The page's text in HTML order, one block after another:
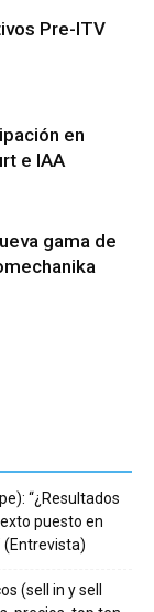
Pre-ITV
en
e IAA
gama de
“¿Resultados
puesto en
(Entrevista)
(sell in y sell